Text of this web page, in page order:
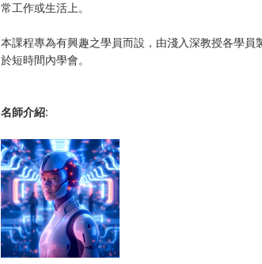
常工作或生活上。
本課程專為有興趣之學員而設，由淺入深教授各學員
於短時間內學會。
名師介紹: